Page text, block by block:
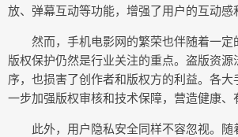
放、弹幕互动等功能，增强了用户的互动感
然而，手机电影网的繁荣也伴随着一
版权保护仍然是行业关注的重点。盗版资
序，也损害了创作者和版权方的利益。各
一步加强版权审核和技术保障，营造健康、
此外，用户隐私安全同样不容忽视。